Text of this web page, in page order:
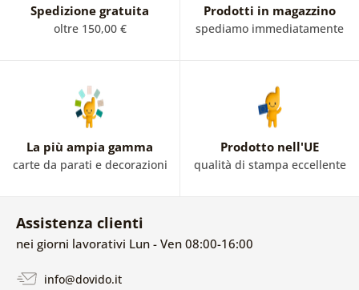
Spedizione gratuita
oltre 150,00 €
Prodotti in magazzino
spediamo immediatamente
La più ampia gamma
carte da parati e decorazioni
Prodotto nell'UE
qualità di stampa eccellente
Assistenza clienti
nei giorni lavorativi Lun - Ven 08:00-16:00
info@dovido.it